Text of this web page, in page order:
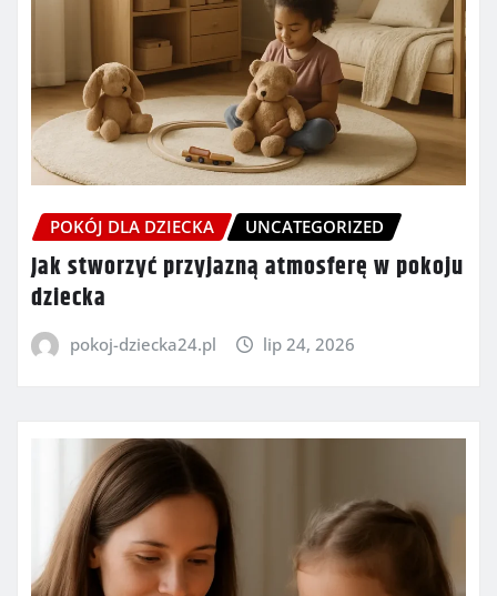
POKÓJ DLA DZIECKA UNCATEGORIZED
Jak stworzyć przyjazną atmosferę w pokoju
dziecka
pokoj-dziecka24.pl lip 24, 2026